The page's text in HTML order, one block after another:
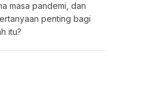
masa pandemi, dan
penting bagi
itu?